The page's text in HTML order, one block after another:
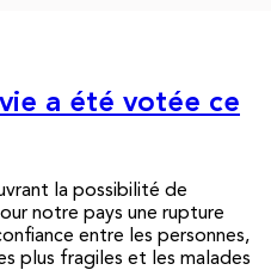
a été votée ce
la possibilité de
notre pays une rupture
entre les personnes,
plus fragiles et les malades